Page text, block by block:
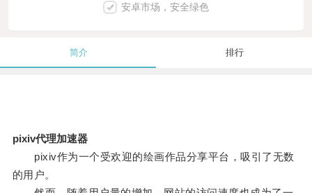
安卓市场，安全绿色
简介 排行
pixiv代理加速器
pixiv作为一个受欢迎的绘画作品分享平台，吸引了无数
的用户。